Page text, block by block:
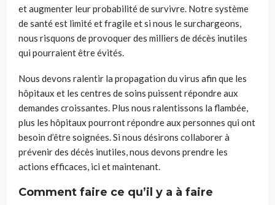
etaugmenter leurprobabilité de survivre. Notre système
de santéest limité et fragile et si nous le surchargeons,
nous risquons deprovoquer des milliers de décès inutiles
qui pourraient être évités.
Nous devons ralentir la propagation du virus afin que les
hôpitaux et les centres de soins puissentrépondre aux
demandes croissantes. Plus nous ralentissons la flambée,
plus les hôpitaux pourront répondre aux personnes qui ont
besoin d’être soignées. Si nous désirons collaborer à
prévenir des décès inutiles, nous devons prendre les
actions efficaces, ici et maintenant.
Comment faire ce qu’il y a à faire